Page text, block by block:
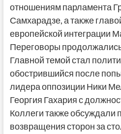
отношениям парламента
Самхарадзе, а также
европейской интеграции
Переговоры
Главной темой стал
обострившийся после
лидера оппозиции Ники
Георгия Гахария с
Коллеги также обсуждали
возвращения сторон за